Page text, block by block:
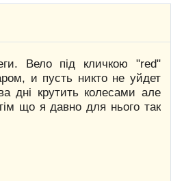
Вело під кличкою "red"
и пусть никто не уйдет
дні крутить колесами але
тім що я давно для нього так